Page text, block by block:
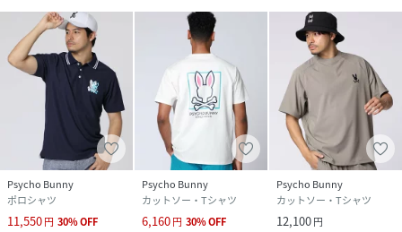
Psycho Bunny
ポロシャツ
11,550円 30%OFF
Psycho Bunny
カットソー・Tシャツ
6,160円 30%OFF
Psycho Bunny
カットソー・Tシャツ
12,100円